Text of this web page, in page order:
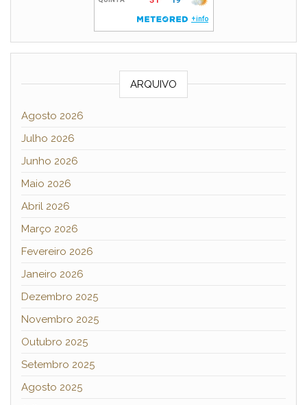
ARQUIVO
Agosto 2026
Julho 2026
Junho 2026
Maio 2026
Abril 2026
Março 2026
Fevereiro 2026
Janeiro 2026
Dezembro 2025
Novembro 2025
Outubro 2025
Setembro 2025
Agosto 2025